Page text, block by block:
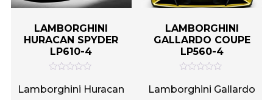
LAMBORGHINI
HURACAN SPYDER
LP610-4
ц
е
Lamborghini Huracan
LAMBORGHINI
GALLARDO COUPE
LP560-4
ц
е
Lamborghini Gallardo